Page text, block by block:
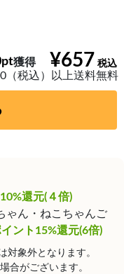
¥657
獲得
（税込）以上送料無料
還元(４倍)
ゃん・ねこちゃんご
ント15%還元(6倍)
対象外となります。
合がございます。